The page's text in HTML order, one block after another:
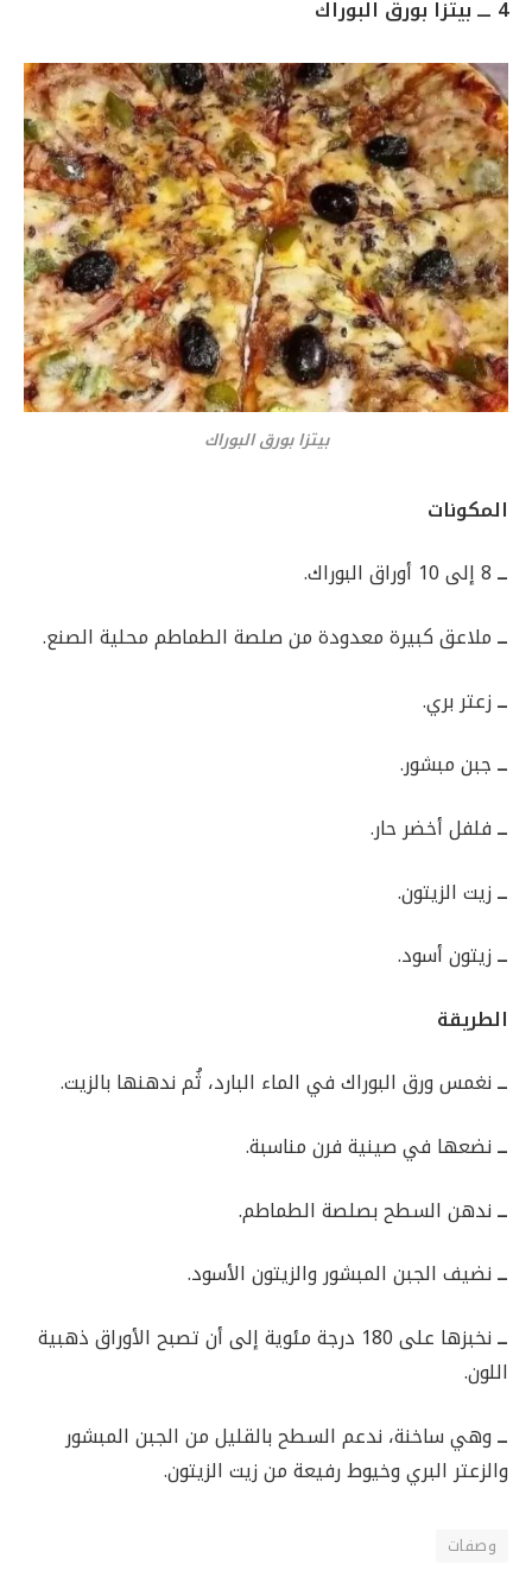
4 ـــ بيتزا بورق البوراك
بيتزا بورق البوراك
المكونات
ــ
ــملاعق كبيرة معدودة من صلصة الطماطم محلية الصنع.
ــزعتر بري.
ــجبن مبشور.
ــفلفل أخضر حار.
ــزيت الزيتون.
ــزيتون أسود.
الطريقة
ــنغمس ورق البوراك في الماء البارد، ثُم ندهنها بالزيت.
ــنضعها في صينية فرن مناسبة.
ــندهن السطح بصلصة الطماطم.
ــنضيف الجبن المبشور والزيتون الأسود.
ــ
نخبزها على 180 درجة مئوية إلى أن تصبح الأوراق ذهبية
اللون.
ــوهي ساخنة، ندعم السطح بالقليل من الجبن المبشور
والزعتر البري وخيوط رفيعة من زيت الزيتون.
وصفات